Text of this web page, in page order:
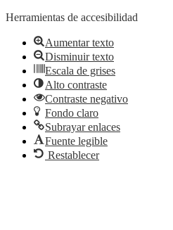
Herramientas de accesibilidad
Aumentar texto
Disminuir texto
Escala de grises
Alto contraste
Contraste negativo
Fondo claro
Subrayar enlaces
Fuente legible
Restablecer